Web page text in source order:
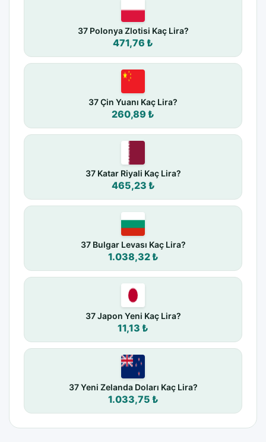
37 Polonya Zlotisi Kaç Lira?
471,76 ₺
37 Çin Yuanı Kaç Lira?
260,89 ₺
37 Katar Riyali Kaç Lira?
465,23 ₺
37 Bulgar Levası Kaç Lira?
1.038,32 ₺
37 Japon Yeni Kaç Lira?
11,13 ₺
37 Yeni Zelanda Doları Kaç Lira?
1.033,75 ₺